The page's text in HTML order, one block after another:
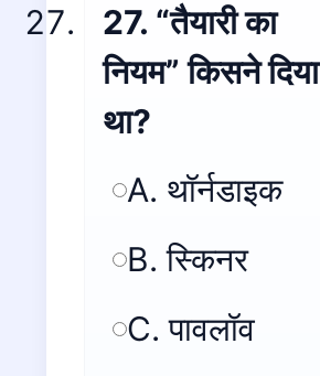
27. “तैयारी का
नियम” किसने दिया
था?
A. थॉर्नडाइक
B. स्किनर
C. पावलॉव